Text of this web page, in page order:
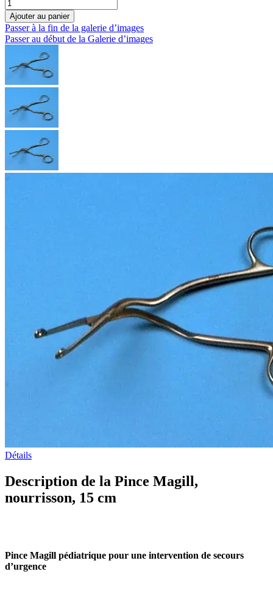
Ajouter au panier
Passer à la fin de la galerie d’images
Passer au début de la Galerie d’images
Détails
Description de la Pince Magill,
nourrisson, 15 cm
Pince Magill pédiatrique pour une intervention de secours
d’urgence